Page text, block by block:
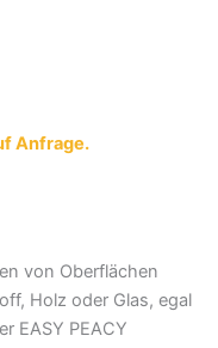
Anfrage.
von Oberflächen
Holz oder Glas, egal
EASY PEACY